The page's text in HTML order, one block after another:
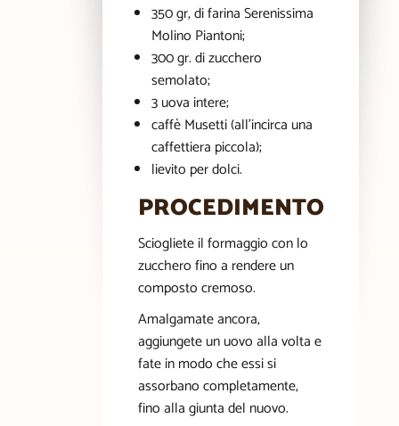
350 gr, di farina Serenissima
Molino Piantoni;
300 gr. di zucchero
semolato;
3 uova intere;
caffè Musetti (all’incirca una
caffettiera piccola);
lievito per dolci.
PROCEDIMENTO
Sciogliete il formaggio con lo
zucchero fino a rendere un
composto cremoso.
Amalgamate ancora,
aggiungete un uovo alla volta e
fate in modo che essi si
assorbano completamente,
fino alla giunta del nuovo.